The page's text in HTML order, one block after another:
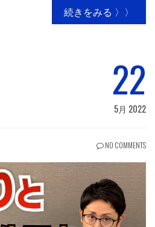
続きをみる 〉〉
22
5月 2022
NO COMMENTS